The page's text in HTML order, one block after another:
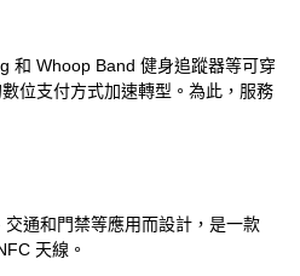
和 Whoop Band 健身追蹤器等可穿
位支付方式加速轉型。為此，服務
通和門禁等應用而設計，是一款
天線。